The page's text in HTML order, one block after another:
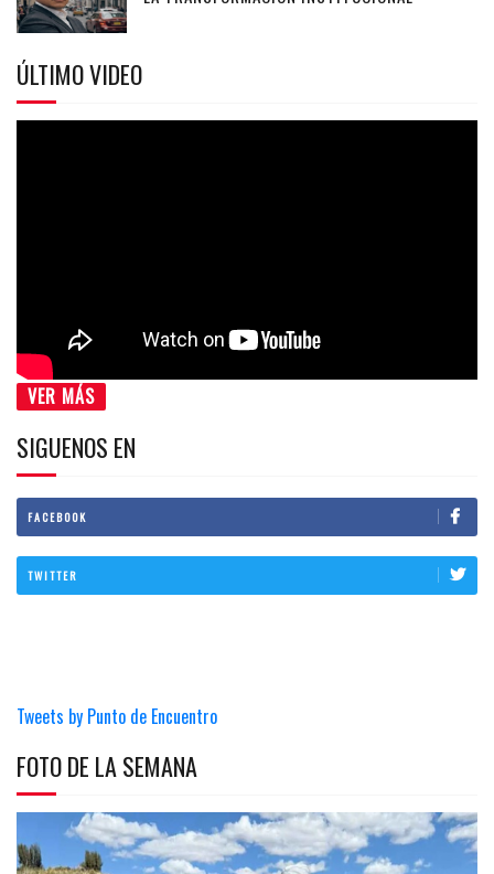
ÚLTIMO VIDEO
VER MÁS
SIGUENOS EN
FACEBOOK
TWITTER
Tweets by Punto de Encuentro
FOTO DE LA SEMANA